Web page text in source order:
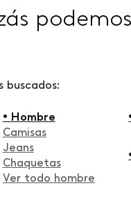
buscados:
• Hombre
Camisas
Jeans
Chaquetas
Ver todo hombre